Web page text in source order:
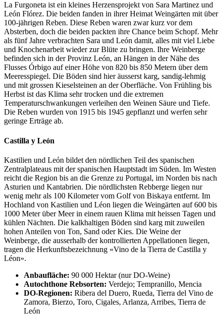
La Furgoneta ist ein kleines Herzensprojekt von Sara Martinez und
León Flórez. Die beiden fanden in ihrer Heimat Weingärten mit über
100-jährigen Reben. Diese Reben waren zwar kurz vor dem
Absterben, doch die beiden packten ihre Chance beim Schopf. Mehr
als fünf Jahre verbrachten Sara und León damit, alles mit viel Liebe
und Knochenarbeit wieder zur Blüte zu bringen. Ihre Weinberge
befinden sich in der Provinz León, an Hängen in der Nähe des
Flusses Órbigo auf einer Höhe von 820 bis 850 Metern über dem
Meeresspiegel. Die Böden sind hier äusserst karg, sandig-lehmig
und mit grossen Kieselsteinen an der Oberfläche. Von Frühling bis
Herbst ist das Klima sehr trocken und die extremen
Temperaturschwankungen verleihen den Weinen Säure und Tiefe.
Die Reben wurden von 1915 bis 1945 gepflanzt und werfen sehr
geringe Erträge ab.
Castilla y León
Kastilien und León bildet den nördlichen Teil des spanischen
Zentralplateaus mit der spanischen Hauptstadt im Süden. Im Westen
reicht die Region bis an die Grenze zu Portugal, im Norden bis nach
Asturien und Kantabrien. Die nördlichsten Rebberge liegen nur
wenig mehr als 100 Kilometer vom Golf von Biskaya entfernt. Im
Hochland von Kastilien und Léon liegen die Weingärten auf 600 bis
1000 Meter über Meer in einem rauen Klima mit heissen Tagen und
kühlen Nächten. Die kalkhaltigen Böden sind karg mit zuweilen
hohen Anteilen von Ton, Sand oder Kies. Die Weine der
Weinberge, die ausserhalb der kontrollierten Appellationen liegen,
tragen die Herkunftsbezeichnung «Vino de la Tierra de Castilla y
Léon».
Anbaufläche: 90 000 Hektar (nur DO-Weine)
Autochthone Rebsorten: Verdejo; Tempranillo, Mencia
DO-Regionen: Ribera del Duero, Rueda, Tierra del Vino de
Zamora, Bierzo, Toro, Cigales, Arlanza, Arribes, Tierra de
León